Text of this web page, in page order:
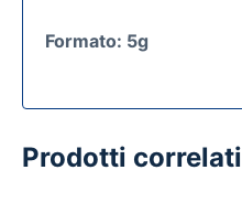
Formato: 5g
Prodotti correlati